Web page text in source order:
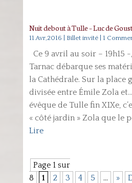
Nuit debout à Tulle – Luc de
11 Avr,2016 Billet invité| 1
Ce 9 avril au soir – 19h15
Tarnac débarque ses
la Cathédrale. Sur la place
divisée entre Émile Zola
évêque de Tulle fin XIXe,
« côté jardin » Zola que le
Lire
Page 1 sur
8
1 2 3 4 5 … »